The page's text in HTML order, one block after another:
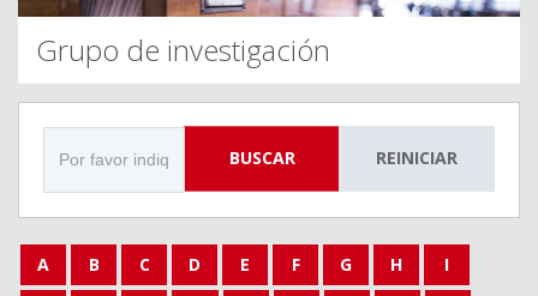
Grupo de investigación
BUSCAR REINICIAR
A B C D E F G H
I